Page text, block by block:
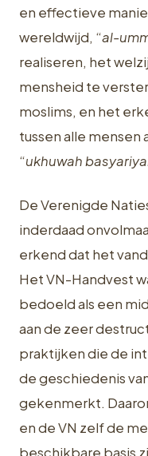
en effectieve
wereldwijd, “al-
realiseren, het
mensheid te
moslims, en het
tussen alle mensen
“ukhuwah
De Verenigde
inderdaad
erkend dat het
Het VN-Handvest
bedoeld als een
aan de zeer
praktijken die de
de geschiedenis
gekenmerkt.
en de VN zelf de
beschikbare basis